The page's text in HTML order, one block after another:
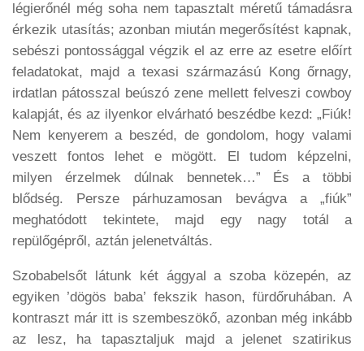
légierőnél még soha nem tapasztalt méretű támadásra
érkezik utasítás; azonban miután megerősítést kapnak,
sebészi pontossággal végzik el az erre az esetre előírt
feladatokat, majd a texasi származású Kong őrnagy,
irdatlan pátosszal beúszó zene mellett felveszi cowboy
kalapját, és az ilyenkor elvárható beszédbe kezd: „Fiúk!
Nem kenyerem a beszéd, de gondolom, hogy valami
veszett fontos lehet e mögött. El tudom képzelni,
milyen érzelmek dúlnak bennetek…” És a többi
blődség. Persze párhuzamosan bevágva a „fiúk”
meghatódott tekintete, majd egy nagy totál a
repülőgépről, aztán jelenetváltás.
Szobabelsőt látunk két ággyal a szoba közepén, az
egyiken ’dögös baba’ fekszik hason, fürdőruhában. A
kontraszt már itt is szembeszökő, azonban még inkább
az lesz, ha tapasztaljuk majd a jelenet szatirikus